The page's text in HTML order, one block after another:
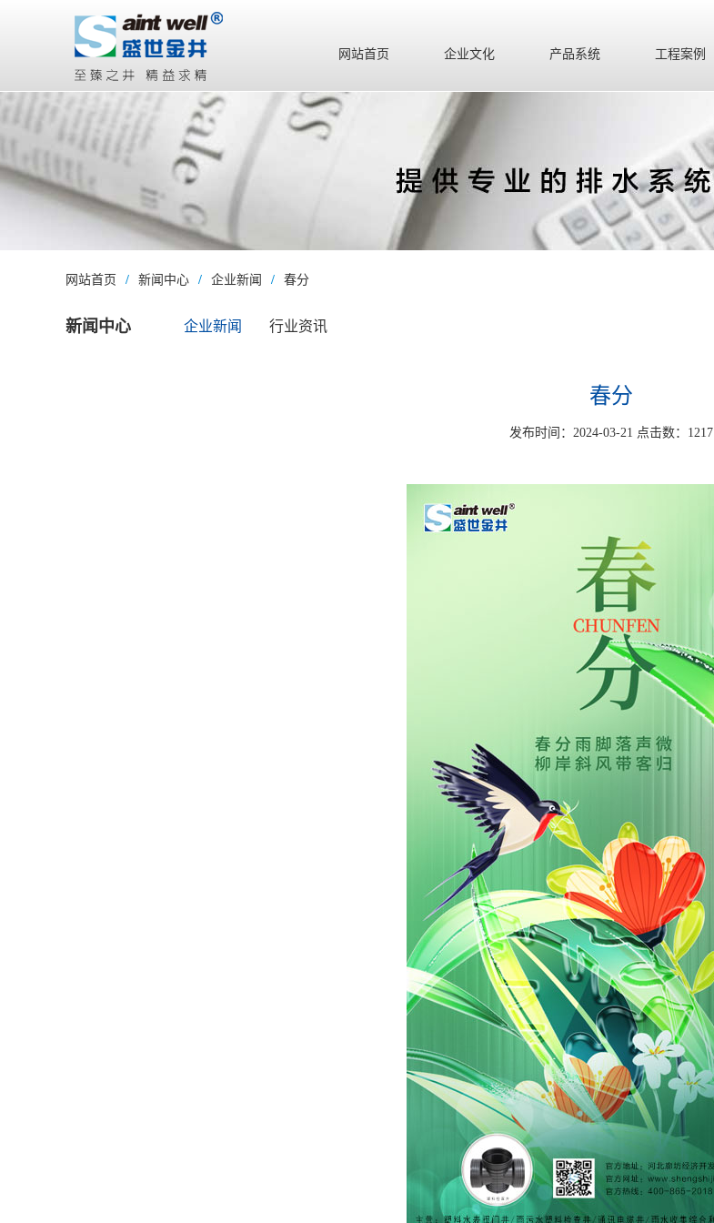
网站首页 企业文化 产品系统 工程案例
网站首页 / 新闻中心 / 企业新闻 / 春分
新闻中心 企业新闻 行业资讯
春分
发布时间：2024-03-21 点击数：1217